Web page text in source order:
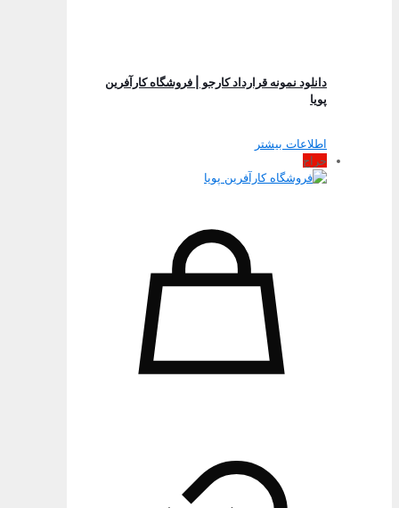
دانلود نمونه قرارداد کارجو | فروشگاه کارآفرین
پویا
اطلاعات بیشتر
حراج